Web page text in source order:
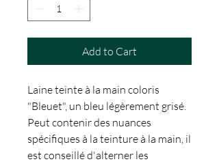
Add to Cart
Laine teinte à la main coloris
"Bleuet", un bleu légèrement grisé.
Peut contenir des nuances
spécifiques à la teinture à la main, il
est conseillé d'alterner les